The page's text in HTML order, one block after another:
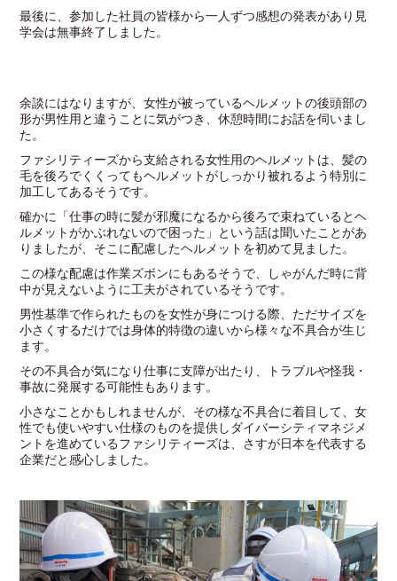
最後に、参加した社員の皆様から一人ずつ感想の発表があり見
学会は無事終了しました。
余談にはなりますが、女性が被っているヘルメットの後頭部の
形が男性用と違うことに気がつき、休憩時間にお話を伺いまし
た。
ファシリティーズから支給される女性用のヘルメットは、髪の
毛を後ろでくくってもヘルメットがしっかり被れるよう特別に
加工してあるそうです。
確かに「仕事の時に髪が邪魔になるから後ろで束ねているとヘ
ルメットがかぶれないので困った」という話は聞いたことがあ
りましたが、そこに配慮したヘルメットを初めて見ました。
この様な配慮は作業ズボンにもあるそうで、しゃがんだ時に背
中が見えないように工夫がされているそうです。
男性基準で作られたものを女性が身につける際、ただサイズを
小さくするだけでは身体的特徴の違いから様々な不具合が生じ
ます。
その不具合が気になり仕事に支障が出たり、トラブルや怪我・
事故に発展する可能性もあります。
小さなことかもしれませんが、その様な不具合に着目して、女
性でも使いやすい仕様のものを提供しダイバーシティマネジメ
ントを進めているファシリティーズは、さすが日本を代表する
企業だと感心しました。